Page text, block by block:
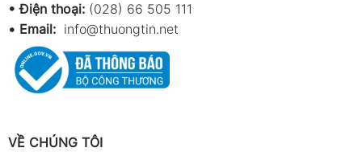
• Điện thoại: (028) 66 505 111
• Email: info@thuongtin.net
VỀ CHÚNG TÔI